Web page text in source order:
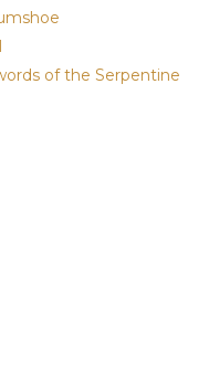
of the Serpentine